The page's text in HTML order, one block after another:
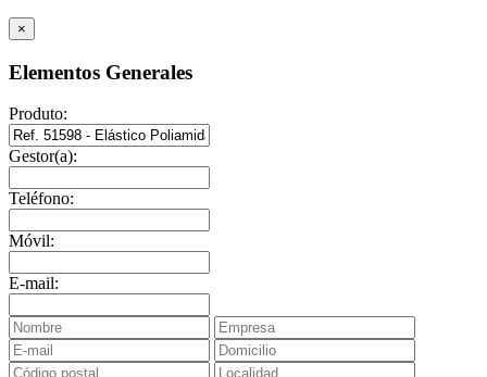
×
Elementos Generales
Produto:
Gestor(a):
Teléfono:
Móvil:
E-mail: